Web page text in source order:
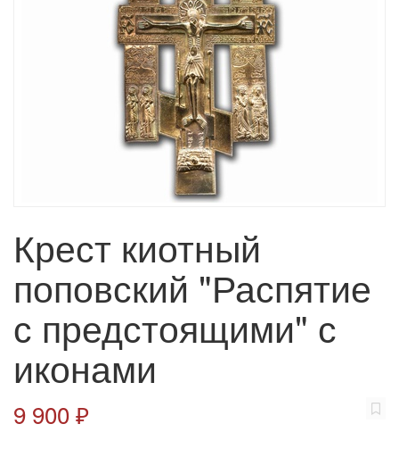
Крест киотный
поповский "Распятие
с предстоящими" с
иконами
9 900 ₽